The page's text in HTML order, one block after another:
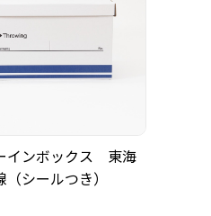
インボックス 東海
シールつき）